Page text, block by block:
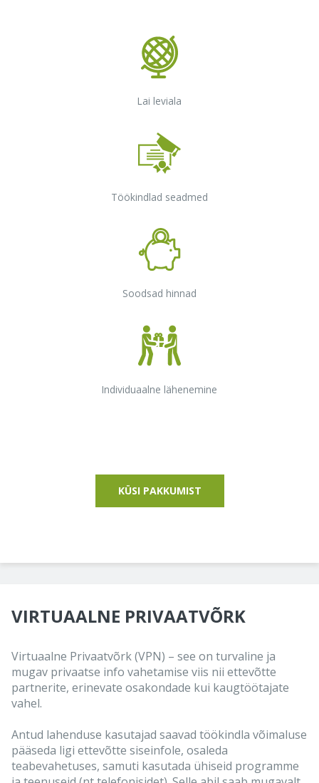
Lai leviala
Töökindlad seadmed
Soodsad hinnad
Individuaalne lähenemine
KÜSI PAKKUMIST
VIRTUAALNE PRIVAATVÕRK
Virtuaalne Privaatvõrk (VPN) – see on turvaline ja
mugav privaatse info vahetamise viis nii ettevõtte
partnerite, erinevate osakondade kui kaugtöötajate
vahel.
Antud lahenduse kasutajad saavad töökindla võimaluse
pääseda ligi ettevõtte siseinfole, osaleda
teabevahetuses, samuti kasutada ühiseid programme